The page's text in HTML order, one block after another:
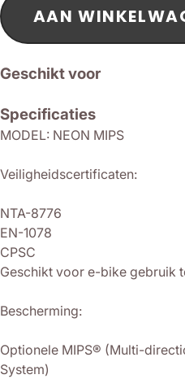
AAN
Geschikt voor
Specificaties
MODEL: NEON MIPS
Veiligheidscertificaten:
NTA-8776
EN-1078
CPSC
Geschikt voor e-bike gebruik
Bescherming:
Optionele MIPS® (Multi-
System)